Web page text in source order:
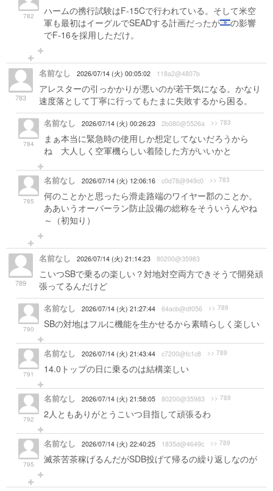
782
ハームの携行試験はF-15Cで行われている。そして米空
軍も最初はイーグルでSEADする計画だったが
の影響
でF-16を採用しただけ。
783
名前なし 2026/07/14 (火) 00:05:02 118a2@4807b
アレスターの引っかかりが悪いのが若干気になる。かなり
速度落として丁寧に行ってもたまに失敗するから困る。
784
名前なし 2026/07/14 (火) 00:26:23 2b080@5526a >> 783
まぁ本当に緊急時の使用しか想定してないだろうから
ね 大人しく空軍機らしい着陸した方がいいかと
785
名前なし 2026/07/14 (火) 12:06:16 c0d78@949c0 >> 783
何のことかと思ったら滑走路端のワイヤー郡のことか。
ああいうオーバーラン防止設備の総称をそういうんやね
～（初知り）
789
名前なし 2026/07/14 (火) 21:14:23 80200@35983
こいつSBで乗るの楽しい？対地対空両方できそうで開発頑
張ってるんだけど
790
名前なし 2026/07/14 (火) 21:27:44 64acb@df056 >> 789
SBの対地はフルに機能を生かせるから素晴らしく楽しい
791
名前なし 2026/07/14 (火) 21:43:44 c7200@fc1c8 >> 789
14.0トップの日に乗るのは結構楽しい
792
名前なし 2026/07/14 (火) 21:58:05 80200@35983 >> 789
2人ともありがとうこいつ目指して頑張るわ
795
名前なし 2026/07/14 (火) 22:40:25 1835d@4649c >> 789
滅茶苦茶稼げるんだがSDB投げて帰るの繰り返しなのが